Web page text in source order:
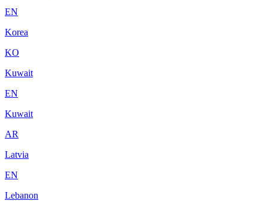
EN
Korea
KO
Kuwait
EN
Kuwait
AR
Latvia
EN
Lebanon